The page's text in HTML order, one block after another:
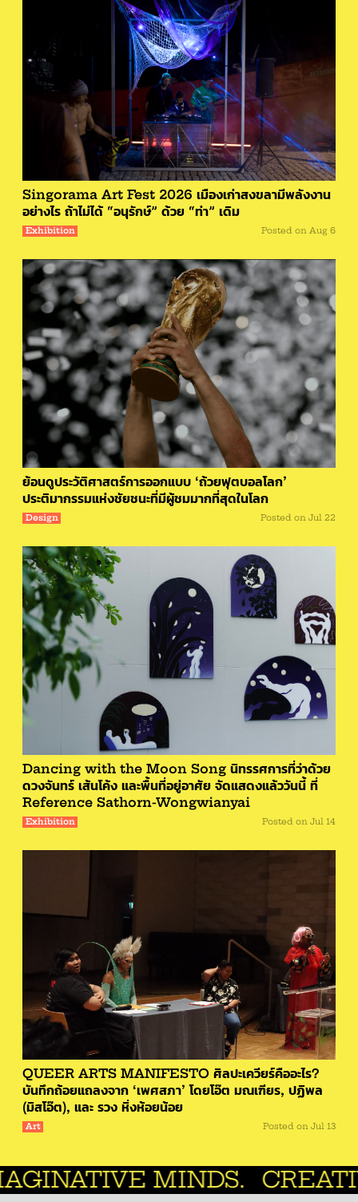
Singorama Art Fest 2026 เมืองเก่าสงขลามีพลังงาน
อย่างไร ถ้าไม่ได้ “อนุรักษ์” ด้วย “ท่า” เดิม
Exhibition Posted on Aug 6
ย้อนดูประวัติศาสตร์การออกแบบ ‘ถ้วยฟุตบอลโลก’
ประติมากรรมแห่งชัยชนะที่มีผู้ชมมากที่สุดในโลก
Design Posted on Jul 22
Dancing with the Moon Song นิทรรศการที่ว่าด้วย
ดวงจันทร์ เส้นโค้ง และพื้นที่อยู่อาศัย จัดแสดงแล้ววันนี้ ที่
Reference Sathorn-Wongwianyai
Exhibition Posted on Jul 14
QUEER ARTS MANIFESTO ศิลปะเควียร์คืออะไร?
บันทึกถ้อยแถลงจาก ‘เพศสภา’ โดยโอ๊ต มณเฑียร, ปฏิพล
(มิสโอ๊ต), และ รวง หิ่งห้อยน้อย
Art Posted on Jul 13
CREATIVE